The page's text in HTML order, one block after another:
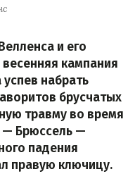
и его
кампания
набрать
брусчатых
травму во время
— Брюссель —
падения
правую ключицу.